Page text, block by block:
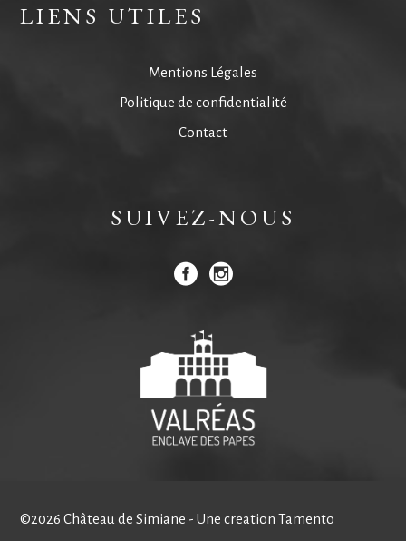
LIENS UTILES
Mentions Légales
Politique de confidentialité
Contact
SUIVEZ-NOUS
©2026 Château de Simiane - Une creationTamento